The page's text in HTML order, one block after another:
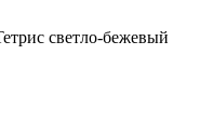
светло-бежевый